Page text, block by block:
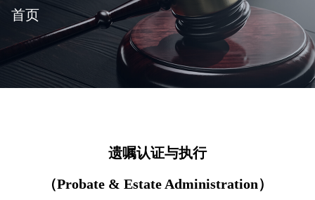
首页
遗嘱认证与执行
（Probate & Estate Administration）